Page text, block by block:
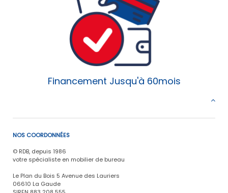
Financement Jusqu'à 60mois
NOS COORDONNÉES
© RDB, depuis 1986
votre spécialiste en mobilier de bureau
Le Plan du Bois 5 Avenue des Lauriers
06610 La Gaude